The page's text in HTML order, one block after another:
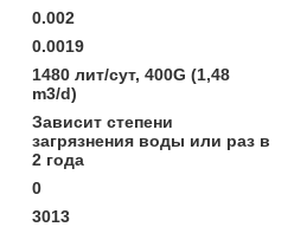
0.002
0.0019
1480 лит/сут, 400G (1,48
m3/d)
Зависит степени
загрязнения воды или раз в
2 года
0
3013